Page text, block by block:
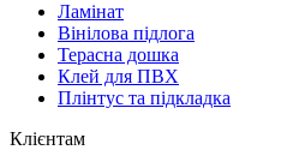
Ламінат
Вінілова підлога
Терасна дошка
Клей для ПВХ
Плінтус та підкладка
Клієнтам